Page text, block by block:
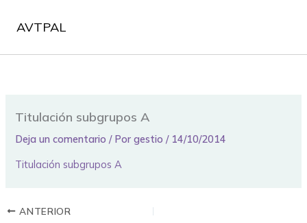
AVTPAL
Titulación subgrupos A
Deja un comentario / Porgestio/ 14/10/2014
Titulación subgrupos A
ANTERIOR